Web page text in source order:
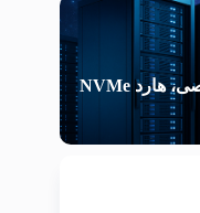
بهترین VPS ایران با پنل مدیریت اختصاصی، هارد NVMe